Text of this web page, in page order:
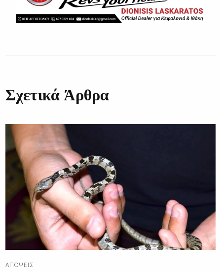
Σχετικά Άρθρα
ΑΠΌΨΕΙΣ